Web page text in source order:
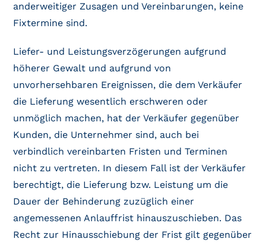
anderweitiger Zusagen und Vereinbarungen, keine
Fixtermine sind.
Liefer- und Leistungsverzögerungen aufgrund
höherer Gewalt und aufgrund von
unvorhersehbaren Ereignissen, die dem Verkäufer
die Lieferung wesentlich erschweren oder
unmöglich machen, hat der Verkäufer gegenüber
Kunden, die Unternehmer sind, auch bei
verbindlich vereinbarten Fristen und Terminen
nicht zu vertreten. In diesem Fall ist der Verkäufer
berechtigt, die Lieferung bzw. Leistung um die
Dauer der Behinderung zuzüglich einer
angemessenen Anlauffrist hinauszuschieben. Das
Recht zur Hinausschiebung der Frist gilt gegenüber